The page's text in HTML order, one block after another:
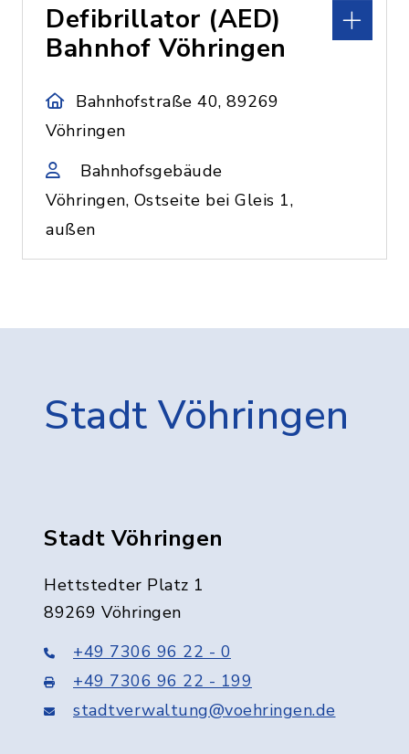
Defibrillator (AED)
Bahnhof Vöhringen
Bahnhofstraße 40, 89269
Vöhringen
Bahnhofsgebäude
Vöhringen, Ostseite bei Gleis 1,
außen
Stadt Vöhringen
Stadt Vöhringen
Hettstedter Platz 1
89269 Vöhringen
+49 7306 96 22 - 0
+49 7306 96 22 - 199
stadtverwaltung@voehringen.de